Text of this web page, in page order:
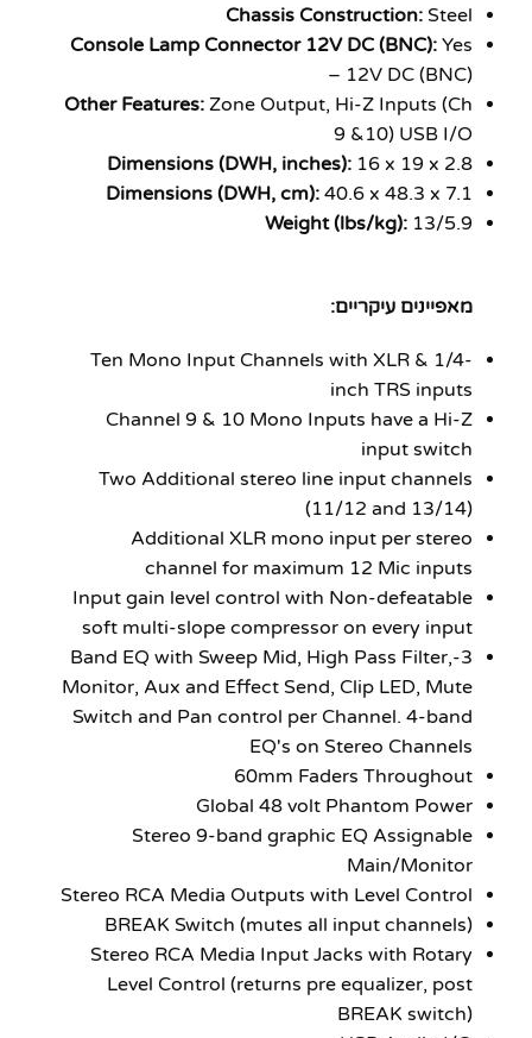
Chassis Construction: Steel
Console Lamp Connector 12V DC (BNC): Yes
– 12V DC (BNC)
Other Features: Zone Output, Hi-Z Inputs (Ch
9 &10) USB I/O
Dimensions (DWH, inches): 16 x 19 x 2.8
Dimensions (DWH, cm): 40.6 x 48.3 x 7.1
Weight (lbs/kg): 13/5.9
מאפיינים עיקריים:
Ten Mono Input Channels with XLR & 1/4-
inch TRS inputs
Channel 9 & 10 Mono Inputs have a Hi-Z
input switch
Two Additional stereo line input channels
(11/12 and 13/14)
Additional XLR mono input per stereo
channel for maximum 12 Mic inputs
Input gain level control with Non-defeatable
soft multi-slope compressor on every input
3-Band EQ with Sweep Mid, High Pass Filter,
Monitor, Aux and Effect Send, Clip LED, Mute
Switch and Pan control per Channel. 4-band
EQ's on Stereo Channels
60mm Faders Throughout
Global 48 volt Phantom Power
Stereo 9-band graphic EQ Assignable
Main/Monitor
Stereo RCA Media Outputs with Level Control
BREAK Switch (mutes all input channels)
Stereo RCA Media Input Jacks with Rotary
Level Control (returns pre equalizer, post
BREAK switch)